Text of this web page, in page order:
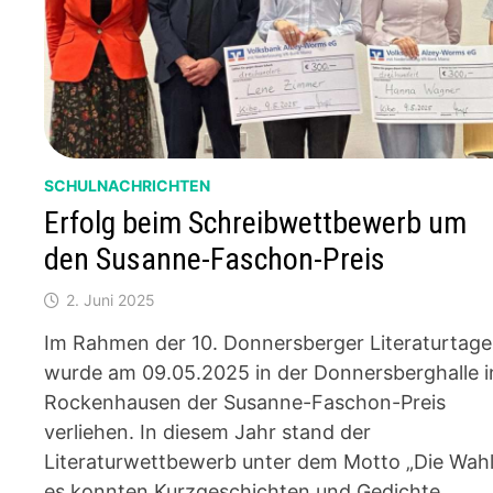
SCHULNACHRICHTEN
Erfolg beim Schreibwettbewerb um
den Susanne-Faschon-Preis
2. Juni 2025
Im Rahmen der 10. Donnersberger Literaturtage
wurde am 09.05.2025 in der Donnersberghalle
Rockenhausen der Susanne-Faschon-Preis
verliehen. In diesem Jahr stand der
Literaturwettbewerb unter dem Motto „Die